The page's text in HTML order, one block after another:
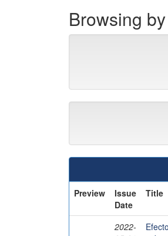
Browsing
Preview
Issue
Date
Title
2022-